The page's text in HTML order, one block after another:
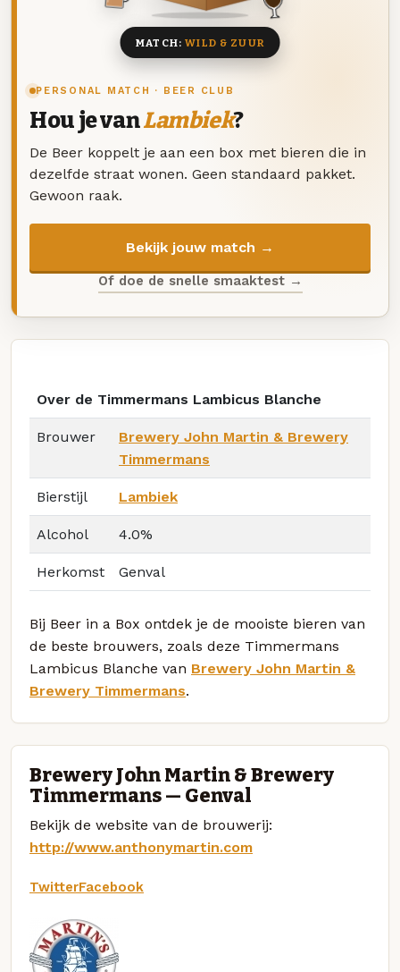
PERSONAL MATCH · BEER CLUB
Hou je vanLambiek?
De Beer koppelt je aan een box met bieren die in
dezelfde straat wonen. Geen standaard pakket.
Gewoon raak.
Bekijk jouw match →
Of doe de snelle smaaktest →
MATCH:WILD & ZUUR
Over de Timmermans Lambicus Blanche
Brouwer
Brewery John Martin & Brewery
Timmermans
Bierstijl Lambiek
Alcohol 4.0%
Herkomst Genval
Bij Beer in a Box ontdek je de mooiste bieren van
de beste brouwers, zoals deze Timmermans
Lambicus Blanche van Brewery John Martin &
Brewery Timmermans.
Brewery John Martin & Brewery
Timmermans — Genval
Bekijk de website van de brouwerij:
http://www.anthonymartin.com
TwitterFacebook